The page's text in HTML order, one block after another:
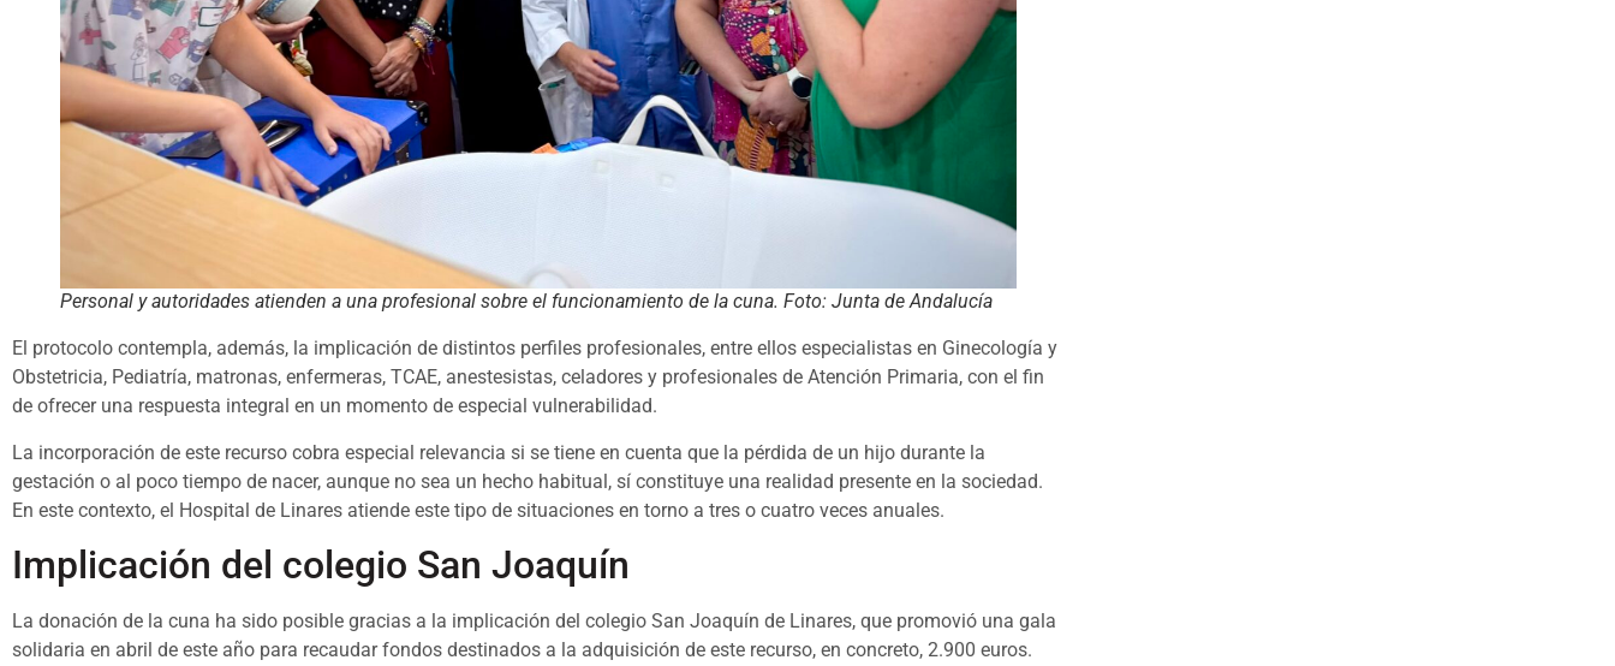
Personal y autoridades atienden a una profesional sobre el funcionamiento de la cuna. Foto: Junta de Andalucía
El protocolo contempla, además, la implicación de distintos perfiles profesionales, entre ellos especialistas en Ginecología y
Obstetricia, Pediatría, matronas, enfermeras, TCAE, anestesistas, celadores y profesionales de Atención Primaria, con el fin
de ofrecer una respuesta integral en un momento de especial vulnerabilidad.
La incorporación de este recurso cobra especial relevancia si se tiene en cuenta que la pérdida de un hijo durante la
gestación o al poco tiempo de nacer, aunque no sea un hecho habitual, sí constituye una realidad presente en la sociedad.
En este contexto, el Hospital de Linares atiende este tipo de situaciones en torno a tres o cuatro veces anuales.
Implicación del colegio San Joaquín
La donación de la cuna ha sido posible gracias a la implicación del colegio San Joaquín de Linares, que promovió una gala
solidaria en abril de este año para recaudar fondos destinados a la adquisición de este recurso, en concreto, 2.900 euros.